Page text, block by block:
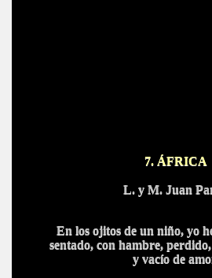
7. ÁFRICA
L. y M. Juan
En los ojitos de un niño, yo
sentado, con hambre,
y vacío de